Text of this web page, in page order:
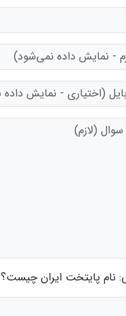
نام پایتخت ایران چیست؟